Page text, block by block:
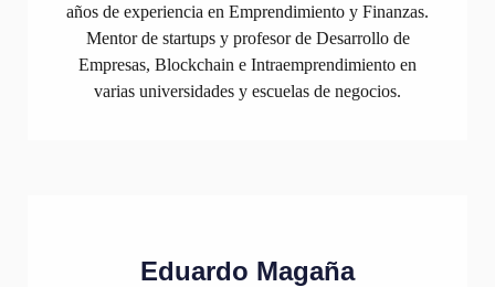
años de experiencia en Emprendimiento y Finanzas.
Mentor de startups y profesor de Desarrollo de
Empresas, Blockchain e Intraemprendimiento en
varias universidades y escuelas de negocios.
Eduardo Magaña